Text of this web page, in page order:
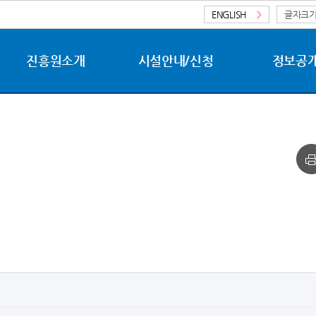
ENGLISH > 글자크
진흥원소개 시설안내/신청 정보공